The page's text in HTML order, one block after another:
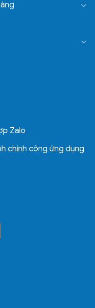
Zalo
chính công ứng dụng